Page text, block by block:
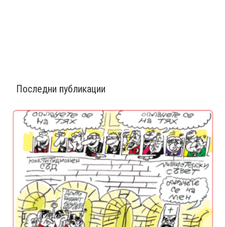
Последни публикации